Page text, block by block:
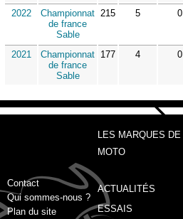
2022
Championnat
de france
Sable
215 5 0
2021
Championnat
de france
Sable
177 4 0
Contact
Qui sommes-nous ?
Plan du site
LES MARQUES DE
MOTO
ACTUALITÉS
ESSAIS